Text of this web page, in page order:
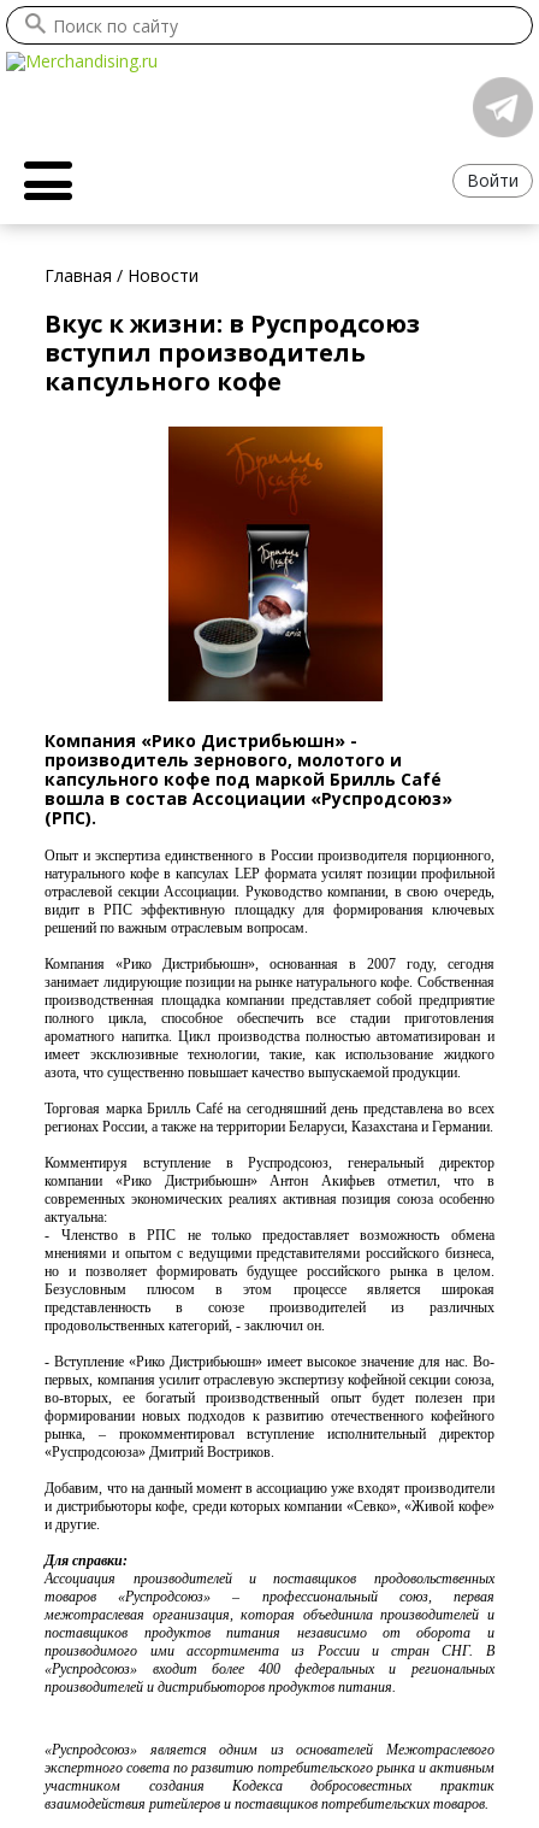
Войти
Главная / Новости
Вкус к жизни: в Руспродсоюз
вступил производитель
капсульного кофе
Компания «Рико Дистрибьюшн» -
производитель зернового, молотого и
капсульного кофе под маркой Брилль Café
вошла в состав Ассоциации «Руспродсоюз»
(РПС).
Опыт и экспертиза единственного в России производителя порционного,
натурального кофе в капсулах LEP формата усилят позиции профильной
отраслевой секции Ассоциации. Руководство компании, в свою очередь,
видит в РПС эффективную площадку для формирования ключевых
решений по важным отраслевым вопросам.
Компания «Рико Дистрибьюшн», основанная в 2007 году, сегодня
занимает лидирующие позиции на рынке натурального кофе. Собственная
производственная площадка компании представляет собой предприятие
полного цикла, способное обеспечить все стадии приготовления
ароматного напитка. Цикл производства полностью автоматизирован и
имеет эксклюзивные технологии, такие, как использование жидкого
азота, что существенно повышает качество выпускаемой продукции.
Торговая марка Брилль Café на сегодняшний день представлена во всех
регионах России, а также на территории Беларуси, Казахстана и Германии.
Комментируя вступление в Руспродсоюз, генеральный директор
компании «Рико Дистрибьюшн» Антон Акифьев отметил, что в
современных экономических реалиях активная позиция союза особенно
актуальна:
- Членство в РПС не только предоставляет возможность обмена
мнениями и опытом с ведущими представителями российского бизнеса,
но и позволяет формировать будущее российского рынка в целом.
Безусловным плюсом в этом процессе является широкая
представленность в союзе производителей из различных
продовольственных категорий, - заключил он.
- Вступление «Рико Дистрибьюшн» имеет высокое значение для нас. Во-
первых, компания усилит отраслевую экспертизу кофейной секции союза,
во-вторых, ее богатый производственный опыт будет полезен при
формировании новых подходов к развитию отечественного кофейного
рынка, – прокомментировал вступление исполнительный директор
«Руспродсоюза» Дмитрий Востриков.
Добавим, что на данный момент в ассоциацию уже входят производители
и дистрибьюторы кофе, среди которых компании «Севко», «Живой кофе»
и другие.
Для справки:
Ассоциация производителей и поставщиков продовольственных
товаров «Руспродсоюз» – профессиональный союз, первая
межотраслевая организация, которая объединила производителей и
поставщиков продуктов питания независимо от оборота и
производимого ими ассортимента из России и стран СНГ. В
«Руспродсоюз» входит более 400 федеральных и региональных
производителей и дистрибьюторов продуктов питания.
«Руспродсоюз» является одним из основателей Межотраслевого
экспертного совета по развитию потребительского рынка и активным
участником создания Кодекса добросовестных практик
взаимодействия ритейлеров и поставщиков потребительских товаров.